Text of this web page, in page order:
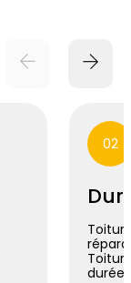
02